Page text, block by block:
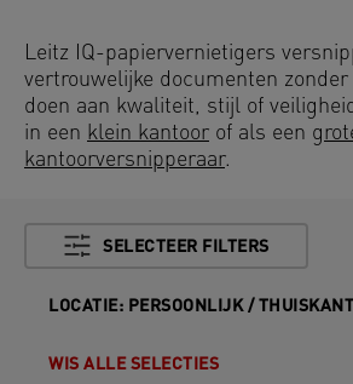
Leitz IQ-papiervernietigers
vertrouwelijke documenten
doen aan kwaliteit, stijl of
in een klein kantoor of als een
kantoorversnipperaar.
SELECTEER FILTERS
LOCATIE: PERSOONLIJK /
WIS ALLE SELECTIES